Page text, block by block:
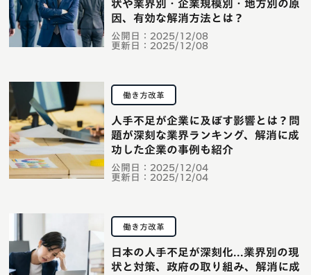
公開日： 2025/12/08
更新日： 2025/12/08
状や業界別・企業規模別・地方別の原
因、有効な解消方法とは？
働き方改革
公開日： 2025/12/04
更新日： 2025/12/04
人手不足が企業に及ぼす影響とは？問
題が深刻な業界ランキング、解消に成
功した企業の事例も紹介
働き方改革
日本の人手不足が深刻化...業界別の現
状と対策、政府の取り組み、解消に成